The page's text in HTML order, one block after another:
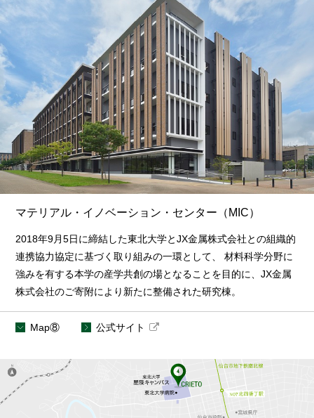
マテリアル・イノベーション・センター（MIC）
2018年9月5日に締結した東北大学とJX金属株式会社との組織的
連携協力協定に基づく取り組みの一環として、 材料科学分野に
強みを有する本学の産学共創の場となることを目的に、JX金属
株式会社のご寄附により新たに整備された研究棟。
Map⑧ 公式サイト